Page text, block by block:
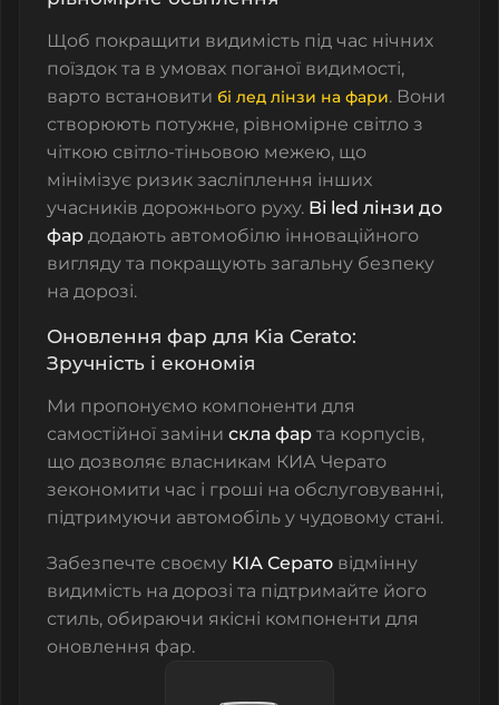
Щоб покращити видимість під час нічних
поїздок та в умовах поганої видимості,
варто встановити бі лед лінзи на фари. Вони
створюють потужне, рівномірне світло з
чіткою світло-тіньовою межею, що
мінімізує ризик засліплення інших
учасників дорожнього руху. Bi led лінзи до
фар додають автомобілю інноваційного
вигляду та покращують загальну безпеку
на дорозі.
Оновлення фар для Kia Cerato:
Зручність і економія
Ми пропонуємо компоненти для
самостійної заміни скла фар та корпусів,
що дозволяє власникам КИА Черато
зекономити час і гроші на обслуговуванні,
підтримуючи автомобіль у чудовому стані.
Забезпечте своєму КІА Серато відмінну
видимість на дорозі та підтримайте його
стиль, обираючи якісні компоненти для
оновлення фар.